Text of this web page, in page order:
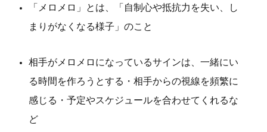
「メロメロ」とは、「自制心や抵抗力を失い、し
まりがなくなる様子」のこと
相手がメロメロになっているサインは、一緒にい
る時間を作ろうとする・相手からの視線を頻繁に
感じる・予定やスケジュールを合わせてくれるな
ど